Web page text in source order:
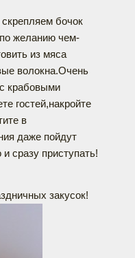
бочок
желанию чем-
из мяса
волокна.Очень
крабовыми
гостей,накройте
в
даже пойдут
сразу приступать!
закусок!